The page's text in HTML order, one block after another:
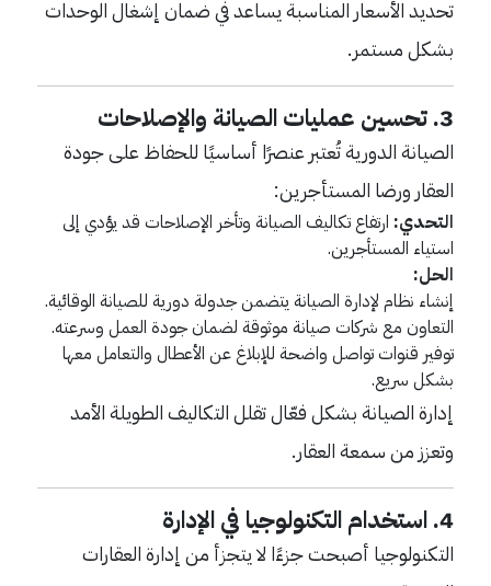
تحديد الأسعار المناسبة يساعد في ضمان إشغال الوحدات
بشكل مستمر.
3. تحسين عمليات الصيانة والإصلاحات
الصيانة الدورية تُعتبر عنصرًا أساسيًا للحفاظ على جودة
العقار ورضا المستأجرين:
التحدي: ارتفاع تكاليف الصيانة وتأخر الإصلاحات قد يؤدي إلى
استياء المستأجرين.
الحل:
إنشاء نظام لإدارة الصيانة يتضمن جدولة دورية للصيانة الوقائية.
التعاون مع شركات صيانة موثوقة لضمان جودة العمل وسرعته.
توفير قنوات تواصل واضحة للإبلاغ عن الأعطال والتعامل معها
بشكل سريع.
إدارة الصيانة بشكل فعّال تقلل التكاليف الطويلة الأمد
وتعزز من سمعة العقار.
4. استخدام التكنولوجيا في الإدارة
التكنولوجيا أصبحت جزءًا لا يتجزأ من إدارة العقارات